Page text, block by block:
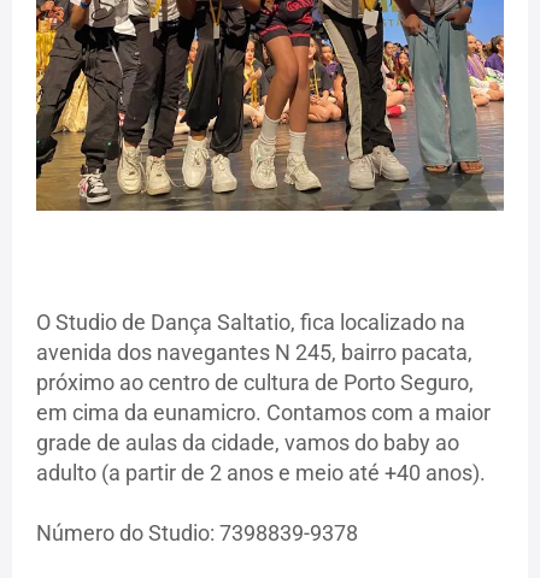
O Studio de Dança Saltatio, fica localizado na
avenida dos navegantes N 245, bairro pacata,
próximo ao centro de cultura de Porto Seguro,
em cima da eunamicro. Contamos com a maior
grade de aulas da cidade, vamos do baby ao
adulto (a partir de 2 anos e meio até +40 anos).
Número do Studio: 7398839-9378